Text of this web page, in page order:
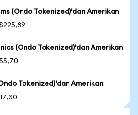
(Ondo Tokenized)'dan Amerikan
(Ondo Tokenized)'dan Amerikan
Tokenized)'dan Amerikan